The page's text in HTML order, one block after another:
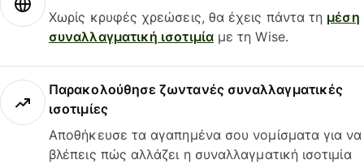
Χωρίς κρυφές χρεώσεις, θα έχεις πάντα τη μέση
συναλλαγματική ισοτιμίαμε τη Wise.
Παρακολούθησε ζωντανές συναλλαγματικές
ισοτιμίες
Αποθήκευσε τα αγαπημένα σου νομίσματα για να
βλέπεις πώς αλλάζει η συναλλαγματική ισοτιμία